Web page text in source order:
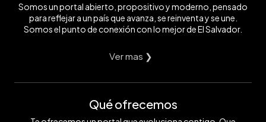
Somos un portal abierto, propositivo y moderno, pensado
para reflejar a un país que avanza, se reinventa y se une.
Somos el punto de conexión con lo mejor de El Salvador.
Ver mas ❯
Qué ofrecemos